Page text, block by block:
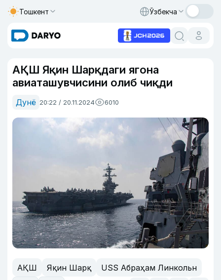
Тошкент Ўзбекча
АҚШ Яқин Шарқдаги ягона
авиаташувчисини олиб чиқди
Дунё 20:22 / 20.11.2024 6010
АҚШ Яқин Шарқ
USS Абраҳам Линкольн